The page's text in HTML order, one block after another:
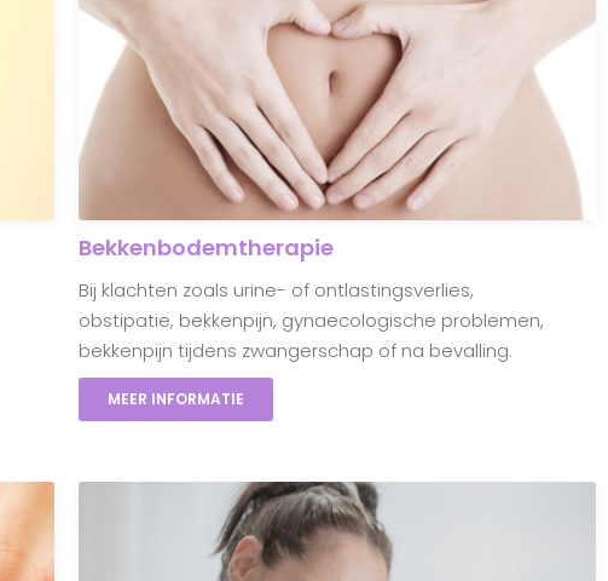
Bekkenbodemtherapie
Bij klachten zoals urine- of ontlastingsverlies,
obstipatie, bekkenpijn, gynaecologische problemen,
bekkenpijn tijdens zwangerschap of na bevalling.
MEER INFORMATIE